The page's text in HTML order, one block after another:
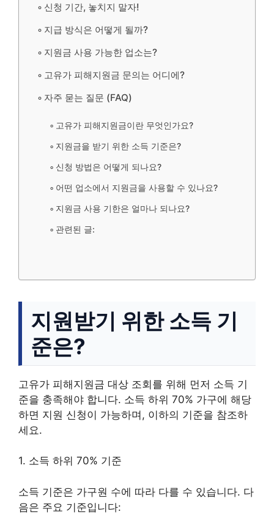
신청 기간, 놓치지 말자!
지급 방식은 어떻게 될까?
지원금 사용 가능한 업소는?
고유가 피해지원금 문의는 어디에?
자주 묻는 질문 (FAQ)
고유가 피해지원금이란 무엇인가요?
지원금을 받기 위한 소득 기준은?
신청 방법은 어떻게 되나요?
어떤 업소에서 지원금을 사용할 수 있나요?
지원금 사용 기한은 얼마나 되나요?
관련된 글:
지원받기 위한 소득 기
준은?
고유가 피해지원금 대상 조회를 위해 먼저 소득 기
준을 충족해야 합니다. 소득 하위 70% 가구에 해당
하면 지원 신청이 가능하며, 이하의 기준을 참조하
세요.
1. 소득 하위 70% 기준
소득 기준은 가구원 수에 따라 다를 수 있습니다. 다
음은 주요 기준입니다: